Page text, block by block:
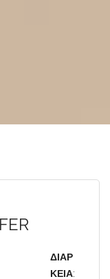
ΔΙΑΡ
ΚΕΙΑ: